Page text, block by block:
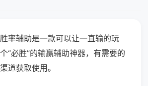
率辅助是一款可以让一直输的玩
“必胜”的输赢辅助神器，有需要的
道获取使用。